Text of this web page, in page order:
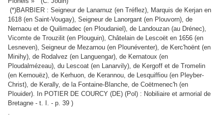
(*)BARBIER : Seigneur de Lanarnuz (en Tréflez), Marquis de Kerjan en
1618 (en Saint-Vougay), Seigneur de Lanorgant (en Plouvorn), de
Nernaou et de Quilimadec (en Ploudaniel), de Landouzan (au Drénec),
Vicomte de Trouzilit (en Plouguin), Châtelain de Lescoët en 1656 (en
Lesneven), Seigneur de Mezarnou (en Plounéventer), de Kerc'hoënt (en
Minihy), de Rodalvez (en Languengar), de Kernatoux (en
Ploudalmézeau), du Lescoat (en Lanarvily), de Kergoff et de Tromelin
(en Kernouëz), de Kerhuon, de Kerannou, de Lesquiffiou (en Pleyber-
Christ), de Kerally, de la Fontaine-Blanche, de Coëtmenec'h (en
Plouider). In POTIER DE COURCY (DE) (Pol) : Nobiliaire et armorial de
Bretagne - t. I. - p. 39 )
.